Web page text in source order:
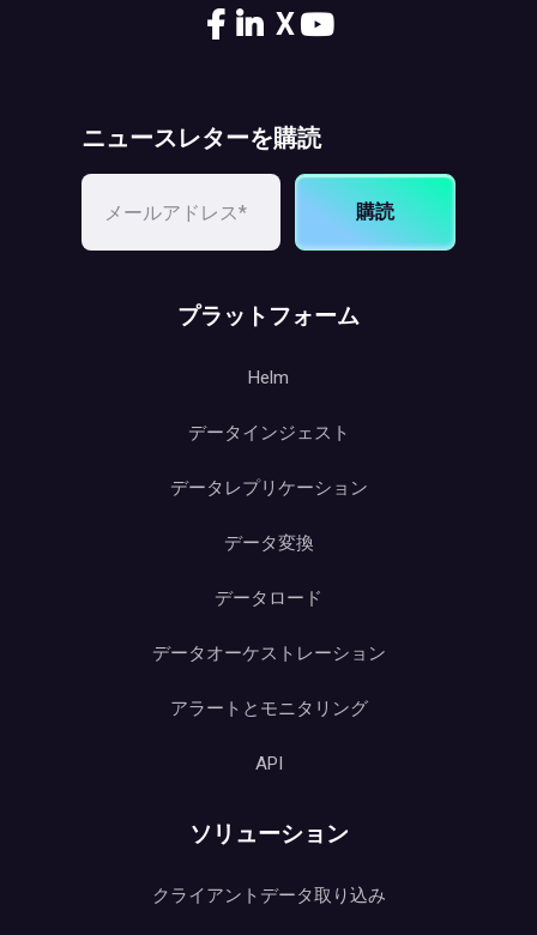
X
ニュースレターを購読
購読
プラットフォーム
Helm
データインジェスト
データレプリケーション
データ変換
データロード
データオーケストレーション
アラートとモニタリング
API
ソリューション
クライアントデータ取り込み